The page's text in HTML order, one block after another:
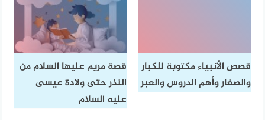
قصص الأنبياء مكتوبة للكبار
والصغار وأهم الدروس والعبر
قصة مريم عليها السلام من
النذر حتى ولادة عيسى
عليه السلام